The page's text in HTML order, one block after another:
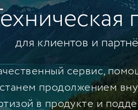
для клиентов и
сервис,
продолжением
в продукте и